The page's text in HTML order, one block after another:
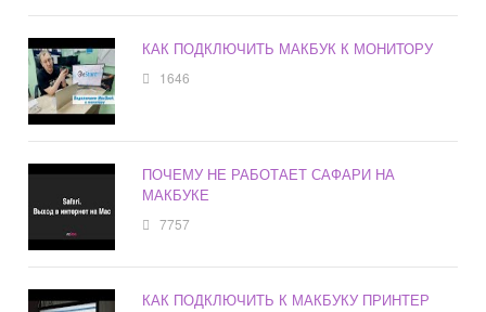
КАК ПОДКЛЮЧИТЬ МАКБУК К МОНИТОРУ
1646
ПОЧЕМУ НЕ РАБОТАЕТ САФАРИ НА
МАКБУКЕ
7757
КАК ПОДКЛЮЧИТЬ К МАКБУКУ ПРИНТЕР